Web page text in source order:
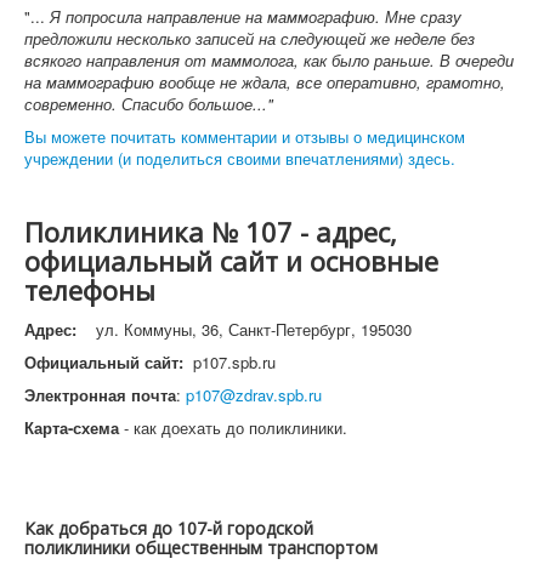
"...Я попросила направление на маммографию. Мне сразу
предложили несколько записей на следующей же неделе без
всякого направления от маммолога, как было раньше. В очереди
на маммографию вообще не ждала, все оперативно, грамотно,
современно. Спасибо большое..."
Вы можете почитать комментарии и отзывы о медицинском
учреждении (и поделиться своими впечатлениями) здесь.
Поликлиника № 107 - адрес,
официальный сайт и основные
телефоны
Адрес:
ул. Коммуны, 36, Санкт-Петербург, 195030
Официальный сайт: p107.spb.ru
Электронная почта: p107@zdrav.spb.ru
Карта-схема- как доехать до поликлиники.
Как добраться до 107-й городской
поликлиники общественным транспортом